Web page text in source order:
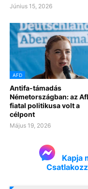
Június 15, 2026
AFD
Antifa-támadás
Németországban: az
fiatal politikusa volt a
célpont
Május 19, 2026
Kapja